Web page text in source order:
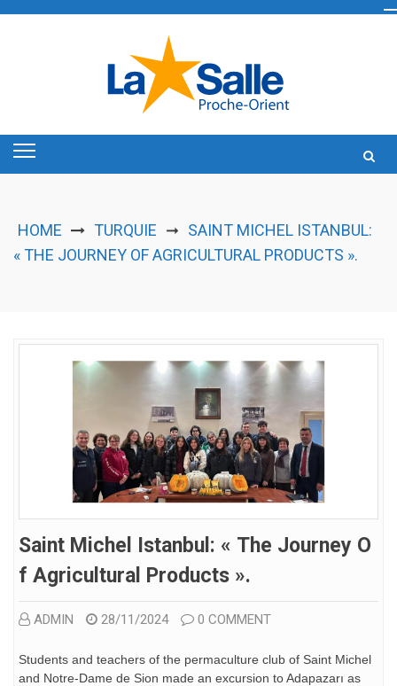
HOME TURQUIE ➞ SAINT MICHEL ISTANBUL:
« THE JOURNEY OF AGRICULTURAL PRODUCTS ».
Saint Michel Istanbul: « The Journey O
F Agricultural Products ».
ADMIN 28/11/2024 0 COMMENT
Students and teachers of the permaculture club of Saint Michel
and Notre-Dame de Sion made an excursion to Adapazarı as